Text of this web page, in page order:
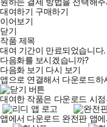
대여하기 구매하기
이어보기
닫기
작품 제목
대여 기간이 만료되었습니다.
다음화를 보시겠습니까?
다음화 보기 다시 보기
앱으로 연결해서 다운로드하
대여한 작품은 다운로드 시
앱에서 다운로드 완전판 앱